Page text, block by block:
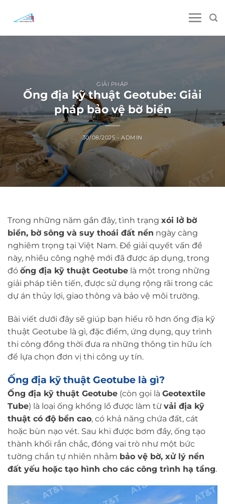
GIẢI PHÁP
Ống địa kỹ thuật Geotube: Giải
pháp bảo vệ bờ biển
30/08/2025 -ADMIN
Trong những năm gần đây, tình trạng xói lở bờ
biển, bờ sông và suy thoái đất nền ngày càng
nghiêm trọng tại Việt Nam. Để giải quyết vấn đề
này, nhiều công nghệ mới đã được áp dụng, trong
đó ống địa kỹ thuật Geotube là một trong những
giải pháp tiên tiến, được sử dụng rộng rãi trong các
dự án thủy lợi, giao thông và bảo vệ môi trường.
Bài viết dưới đây sẽ giúp bạn hiểu rõ hơn ống địa kỹ
thuật Geotube là gì, đặc điểm, ứng dụng, quy trình
thi công đồng thời đưa ra những thông tin hữu ích
để lựa chọn đơn vị thi công uy tín.
Ống địa kỹ thuật Geotube là gì?
Ống địa kỹ thuật Geotube (còn gọi là Geotextile
Tube) là loại ống khổng lồ được làm từ vải địa kỹ
thuật có độ bền cao, có khả năng chứa đất, cát
hoặc bùn nạo vét. Sau khi được bơm đầy, ống tạo
thành khối rắn chắc, đóng vai trò như một bức
tường chắn tự nhiên nhằm bảo vệ bờ, xử lý nền
đất yếu hoặc tạo hình cho các công trình hạ tầng.